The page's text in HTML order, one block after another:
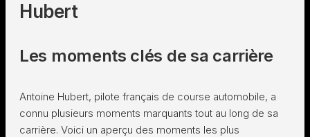
Hubert
Les moments clés de sa carrière
Antoine Hubert, pilote français de course automobile, a
connu plusieurs moments marquants tout au long de sa
carrière. Voici un aperçu des moments les plus